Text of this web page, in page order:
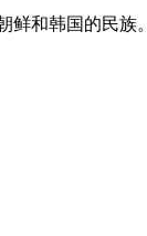
鲜和韩国的民族。